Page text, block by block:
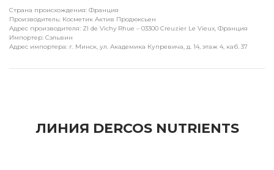
Страна происхождения: Франция
Производитель: Косметик Актив Продюксьен
Адрес производителя: ZI de Vichy Rhue – 03300 Creuzier Le Vieux, Франция
Импортер: Сэльвин
Адрес импортера: г. Минск, ул. Академика Купревича, д. 14, этаж 4, каб. 37
ЛИНИЯ DERCOS NUTRIENTS